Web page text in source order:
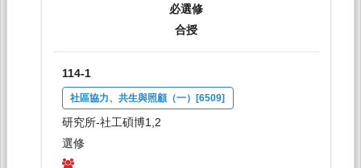
必選修
合授
114-1
社區協力、共生與照顧（一）[6509]
研究所-社工碩博1,2
選修